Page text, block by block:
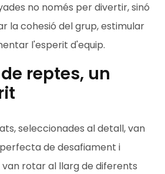
no només per divertir, sinó
la cohesió del grup, estimular
l'esperit d'equip.
reptes, un
seleccionades al detall, van
de desafiament i
van rotar al llarg de diferents